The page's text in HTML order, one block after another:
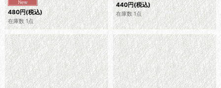
480円(税込)
在庫数 1点
440円(税込)
在庫数 1点